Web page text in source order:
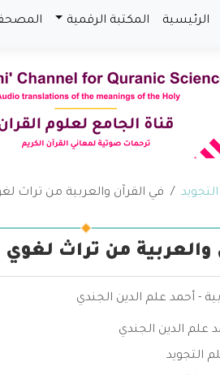
الرئيسية المكتبة الرقمية
في القرآن والعربية من تراث
والعربية من تراث لغوي
- أحمد علم الدين الجندي
علم الدين الجندي
التجويد